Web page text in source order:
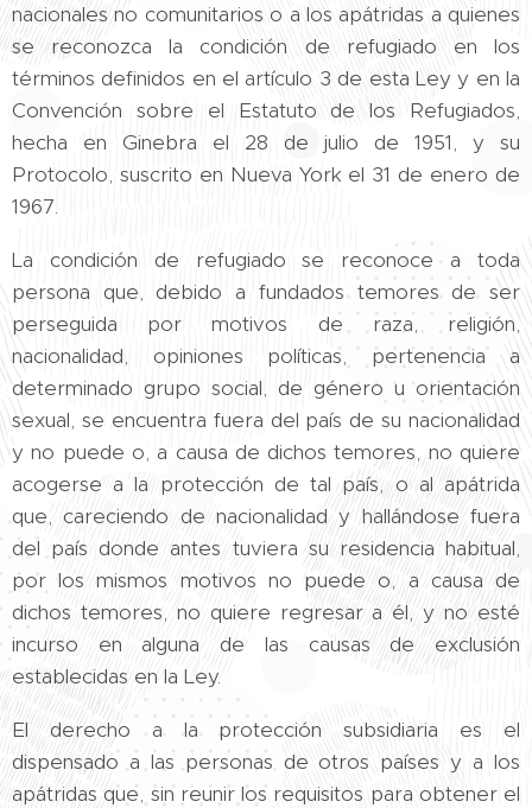
nacionales no comunitarios o a los apátridas a quienes
se reconozca la condición de refugiado en los
términos definidos en el artículo 3 de esta Ley y en la
Convención sobre el Estatuto de los Refugiados,
hecha en Ginebra el 28 de julio de 1951, y su
Protocolo, suscrito en Nueva York el 31 de enero de
1967.
La condición de refugiado se reconoce a toda
persona que, debido a fundados temores de ser
perseguida por motivos de raza, religión,
nacionalidad, opiniones políticas, pertenencia a
determinado grupo social, de género u orientación
sexual, se encuentra fuera del país de su nacionalidad
y no puede o, a causa de dichos temores, no quiere
acogerse a la protección de tal país, o al apátrida
que, careciendo de nacionalidad y hallándose fuera
del país donde antes tuviera su residencia habitual,
por los mismos motivos no puede o, a causa de
dichos temores, no quiere regresar a él, y no esté
incurso en alguna de las causas de exclusión
establecidas en la Ley.
El derecho a la protección subsidiaria es el
dispensado a las personas de otros países y a los
apátridas que, sin reunir los requisitos para obtener el